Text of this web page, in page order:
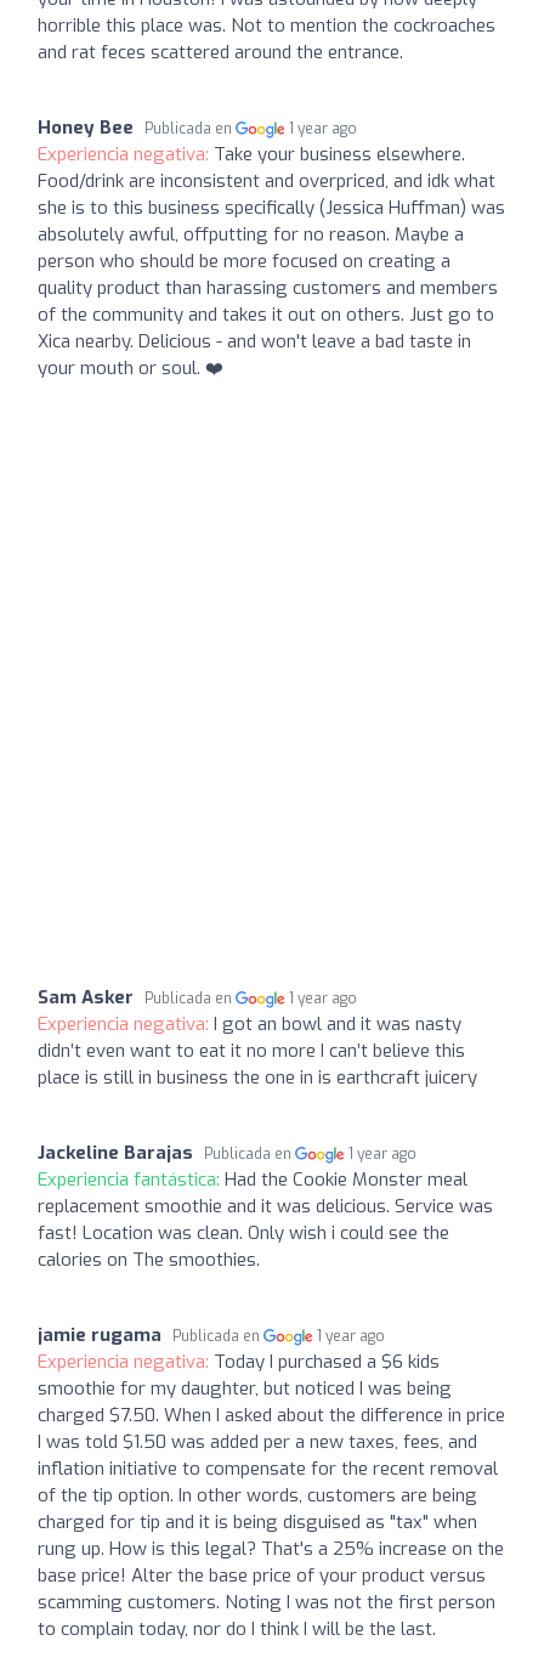
horrible this place was. Not to mention the cockroaches
and rat feces scattered around the entrance.
Honey Bee Publicada en 1 year ago
Experiencia negativa: Take your business elsewhere.
Food/drink are inconsistent and overpriced, and idk what
she is to this business specifically (Jessica Huffman) was
absolutely awful, offputting for no reason. Maybe a
person who should be more focused on creating a
quality product than harassing customers and members
of the community and takes it out on others. Just go to
Xica nearby. Delicious - and won't leave a bad taste in
your mouth or soul. ❤️
Sam Asker Publicada en 1 year ago
Experiencia negativa: I got an bowl and it was nasty
didn’t even want to eat it no more I can’t believe this
place is still in business the one in is earthcraft juicery
Jackeline Barajas Publicada en 1 year ago
Experiencia fantástica: Had the Cookie Monster meal
replacement smoothie and it was delicious. Service was
fast! Location was clean. Only wish i could see the
calories on The smoothies.
jamie rugama Publicada en 1 year ago
Experiencia negativa: Today I purchased a $6 kids
smoothie for my daughter, but noticed I was being
charged $7.50. When I asked about the difference in price
I was told $1.50 was added per a new taxes, fees, and
inflation initiative to compensate for the recent removal
of the tip option. In other words, customers are being
charged for tip and it is being disguised as "tax" when
rung up. How is this legal? That's a 25% increase on the
base price! Alter the base price of your product versus
scamming customers. Noting I was not the first person
to complain today, nor do I think I will be the last.